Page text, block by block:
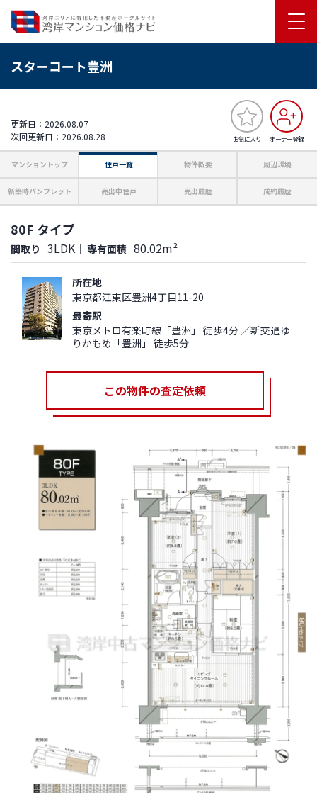
スターコート豊洲
お気に入り オーナー登録
更新日：2026.08.07
次回更新日：2026.08.28
マンショントップ 住戸一覧 物件概要 周辺環境
新築時パンフレット 売出中住戸 売出履歴 成約履歴
80F タイプ
間取り 3LDK ｜ 専有面積 80.02m²
所在地
東京都江東区豊洲4丁目11-20
最寄駅
東京メトロ有楽町線「豊洲」 徒歩4分 ／新交通ゆ
りかもめ「豊洲」 徒歩5分
この物件の査定依頼